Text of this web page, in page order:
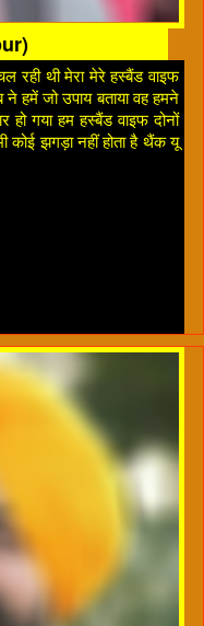
रही थी मेरा मेरे हस्बैंड वाइफ
हमें जो उपाय बताया वह हमने
हो गया हम हस्बैंड वाइफ दोनों
कोई झगड़ा नहीं होता है थैंक यू